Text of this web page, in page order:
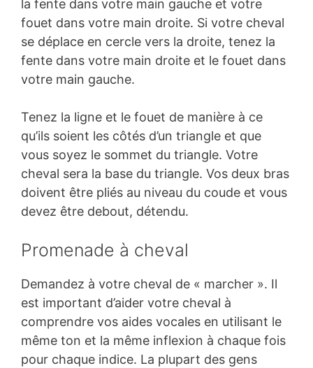
la fente dans votre main gauche et votre
fouet dans votre main droite. Si votre cheval
se déplace en cercle vers la droite, tenez la
fente dans votre main droite et le fouet dans
votre main gauche.
Tenez la ligne et le fouet de manière à ce
qu’ils soient les côtés d’un triangle et que
vous soyez le sommet du triangle. Votre
cheval sera la base du triangle. Vos deux bras
doivent être pliés au niveau du coude et vous
devez être debout, détendu.
Promenade à cheval
Demandez à votre cheval de « marcher ». Il
est important d’aider votre cheval à
comprendre vos aides vocales en utilisant le
même ton et la même inflexion à chaque fois
pour chaque indice. La plupart des gens